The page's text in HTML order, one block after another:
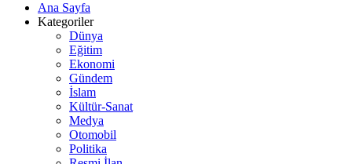
Ana Sayfa
Kategoriler
Dünya
Eğitim
Ekonomi
Gündem
İslam
Kültür-Sanat
Medya
Otomobil
Politika